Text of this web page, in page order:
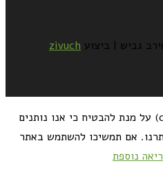
zivuch
אנו משתמשים בעוגיות (cookies) על מנת להבטיח כי אנו נותנים
אם תמשיכו להשתמש באתר
נוספת